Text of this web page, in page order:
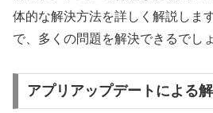
体的な解決方法を詳しく解説しま
で、多くの問題を解決できるでしょ
アプリアップデートによる